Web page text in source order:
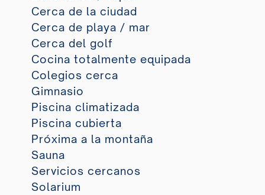
Cerca de la ciudad
Cerca de playa / mar
Cerca del golf
Cocina totalmente equipada
Colegios cerca
Gimnasio
Piscina climatizada
Piscina cubierta
Próxima a la montaña
Sauna
Servicios cercanos
Solarium